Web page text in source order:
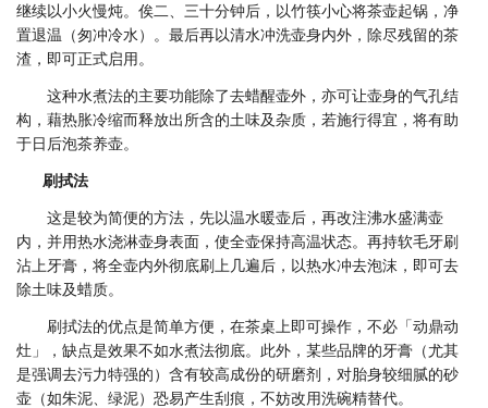
继续以小火慢炖。俟二、三十分钟后，以竹筷小心将茶壶起锅，净
置退温（匆冲冷水）。最后再以清水冲洗壶身内外，除尽残留的茶
渣，即可正式启用。
这种水煮法的主要功能除了去蜡醒壶外，亦可让壶身的气孔结
构，藉热胀冷缩而释放出所含的土味及杂质，若施行得宜，将有助
于日后泡茶养壶。
刷拭法
这是较为简便的方法，先以温水暖壶后，再改注沸水盛满壶
内，并用热水浇淋壶身表面，使全壶保持高温状态。再持软毛牙刷
沾上牙膏，将全壶内外彻底刷上几遍后，以热水冲去泡沫，即可去
除土味及蜡质。
刷拭法的优点是简单方便，在茶桌上即可操作，不必「动鼎动
灶」，缺点是效果不如水煮法彻底。此外，某些品牌的牙膏（尤其
是强调去污力特强的）含有较高成份的研磨剂，对胎身较细腻的砂
壶（如朱泥、绿泥）恐易产生刮痕，不妨改用洗碗精替代。